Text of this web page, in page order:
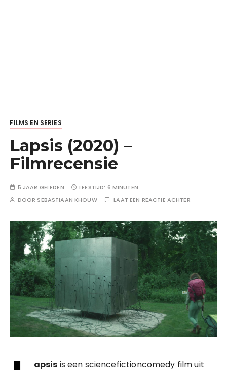
FILMS EN SERIES
Lapsis (2020) –
Filmrecensie
5 JAAR GELEDEN LEESTIJD: 6 MINUTEN
DOOR SEBASTIAAN KHOUW LAAT EEN REACTIE ACHTER
apsis is een sciencefictioncomedy film uit